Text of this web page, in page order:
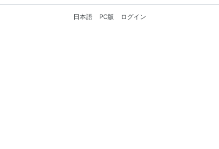
日本語 PC版 ログイン